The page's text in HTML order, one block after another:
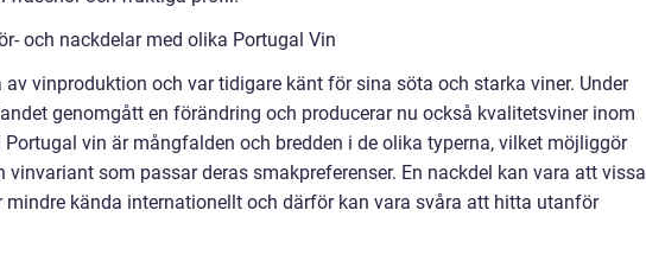
och nackdelar med olika Portugal Vin
vinproduktion och var tidigare känt för sina söta och starka viner. Under
genomgått en förändring och producerar nu också kvalitetsviner inom
vin är mångfalden och bredden i de olika typerna, vilket möjliggör
som passar deras smakpreferenser. En nackdel kan vara att vissa
kända internationellt och därför kan vara svåra att hitta utanför